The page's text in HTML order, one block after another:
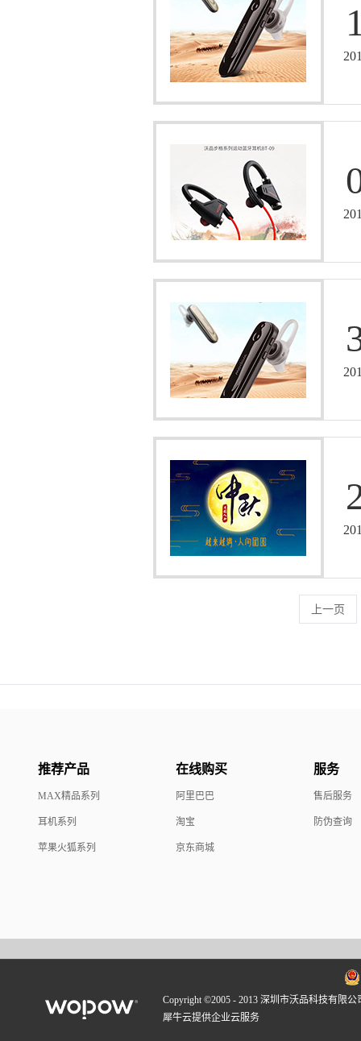
上一页
推荐产品
MAX精品系列
耳机系列
苹果火狐系列
在线购买
阿里巴巴
淘宝
京东商城
服务
售后服务
防伪查询
Copyright ©2005 - 2013 深圳市沃品科技有限公
犀牛云提供企业云服务